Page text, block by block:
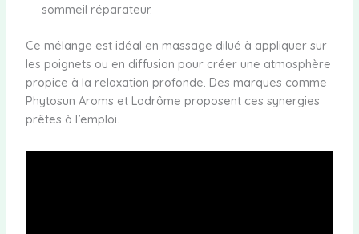
sommeil réparateur.
Ce mélange est idéal en massage dilué à appliquer sur
les poignets ou en diffusion pour créer une atmosphère
propice à la relaxation profonde. Des marques comme
Phytosun Aroms et Ladrôme proposent ces synergies
prêtes à l’emploi.